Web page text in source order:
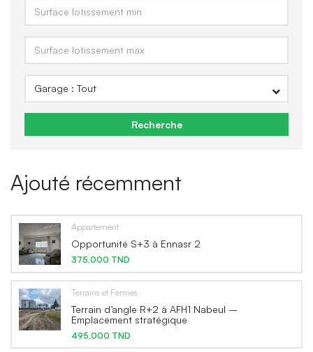
Recherche
Ajouté récemment
Appartement
Opportunité S+3 à Ennasr 2
375,000 TND
Terrains et Fermes
Terrain d’angle R+2 à AFH1 Nabeul –
Emplacement stratégique
495,000 TND